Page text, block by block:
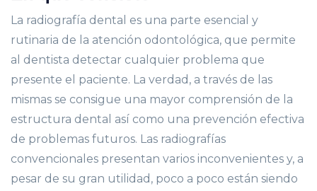
La radiografía dental es una parte esencial y
rutinaria de la atención odontológica, que permite
al dentista detectar cualquier problema que
presente el paciente. La verdad, a través de las
mismas se consigue una mayor comprensión de la
estructura dental así como una prevención efectiva
de problemas futuros. Las radiografías
convencionales presentan varios inconvenientes y, a
pesar de su gran utilidad, poco a poco están siendo